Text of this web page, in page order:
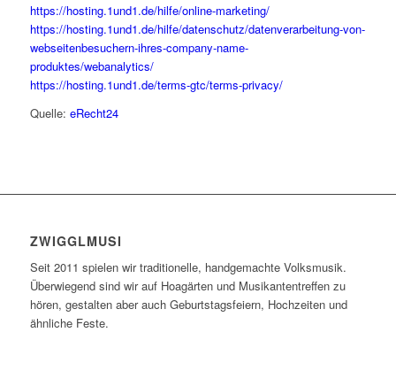
https://hosting.1und1.de/hilfe/online-marketing/
https://hosting.1und1.de/hilfe/datenschutz/datenverarbeitung-von-
webseitenbesuchern-ihres-company-name-
produktes/webanalytics/
https://hosting.1und1.de/terms-gtc/terms-privacy/
Quelle: eRecht24
ZWIGGLMUSI
Seit 2011 spielen wir traditionelle, handgemachte Volksmusik.
Überwiegend sind wir auf Hoagärten und Musikantentreffen zu
hören, gestalten aber auch Geburtstagsfeiern, Hochzeiten und
ähnliche Feste.